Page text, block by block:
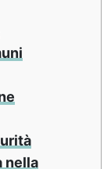
nella